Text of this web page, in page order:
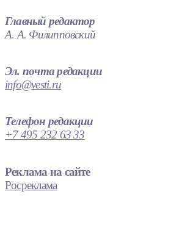
Главный редактор
А. А. Филипповский
Эл. почта редакции
info@vesti.ru
Телефон редакции
+7 495 232 63 33
Реклама на сайте
Росреклама